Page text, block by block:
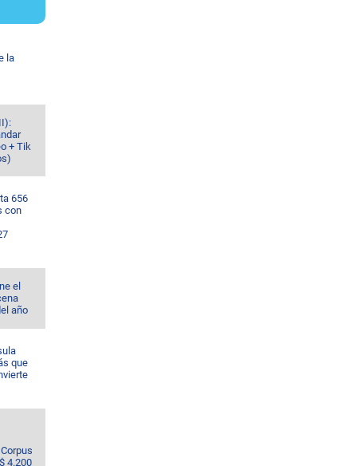
la
+ Tik
656
con
el
año
que
4.200